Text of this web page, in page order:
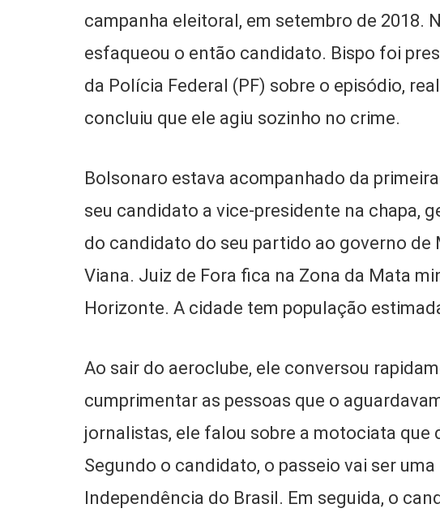
campanha eleitoral, em setembro de 2018.
esfaqueou o então candidato. Bispo foi
da Polícia Federal (PF) sobre o episódio,
concluiu que ele agiu sozinho no crime.
Bolsonaro estava acompanhado da
seu candidato a vice-presidente na chapa,
do candidato do seu partido ao governo de
Viana. Juiz de Fora fica na Zona da Mata
Horizonte. A cidade tem população
Ao sair do aeroclube, ele conversou
cumprimentar as pessoas que o
jornalistas, ele falou sobre a motociata que
Segundo o candidato, o passeio vai ser
Independência do Brasil. Em seguida, o